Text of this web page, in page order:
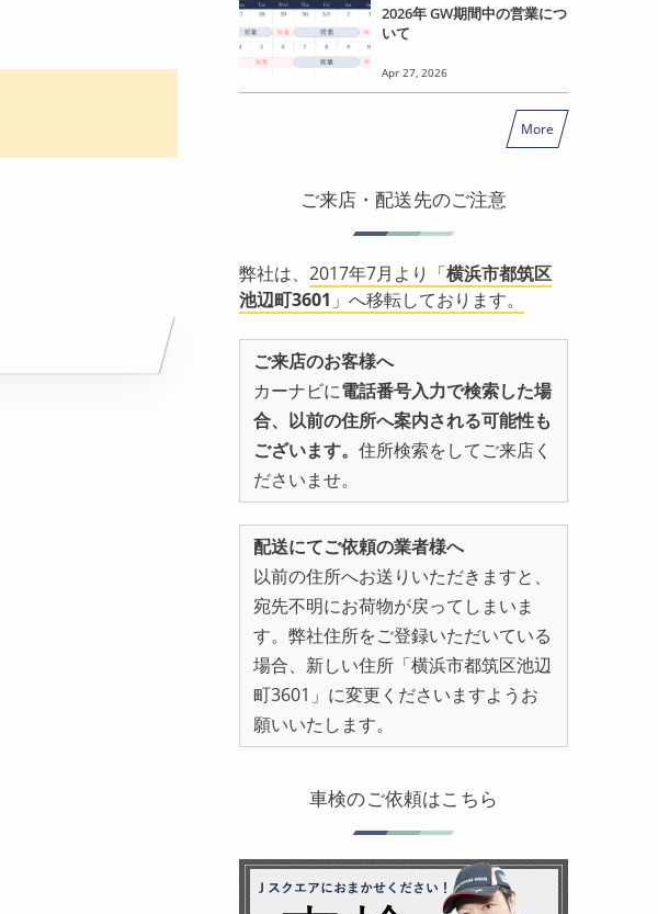
2026年 GW期間中の営業につ
いて
Apr 27, 2026
More
ご来店・配送先のご注意
弊社は、 2017年7月より「横浜市都筑区
池辺町3601 」へ移転しております。
ご来店のお客様へ
カーナビに電話番号入力で検索した場
合、以前の住所へ案内される可能性も
ございます。 住所検索をしてご来店く
ださいませ。
配送にてご依頼の業者様へ
以前の住所へお送りいただきますと、
宛先不明にお荷物が戻ってしまいま
す。弊社住所をご登録いただいている
場合、新しい住所「横浜市都筑区池辺
町3601」に変更くださいますようお
願いいたします。
車検のご依頼はこちら